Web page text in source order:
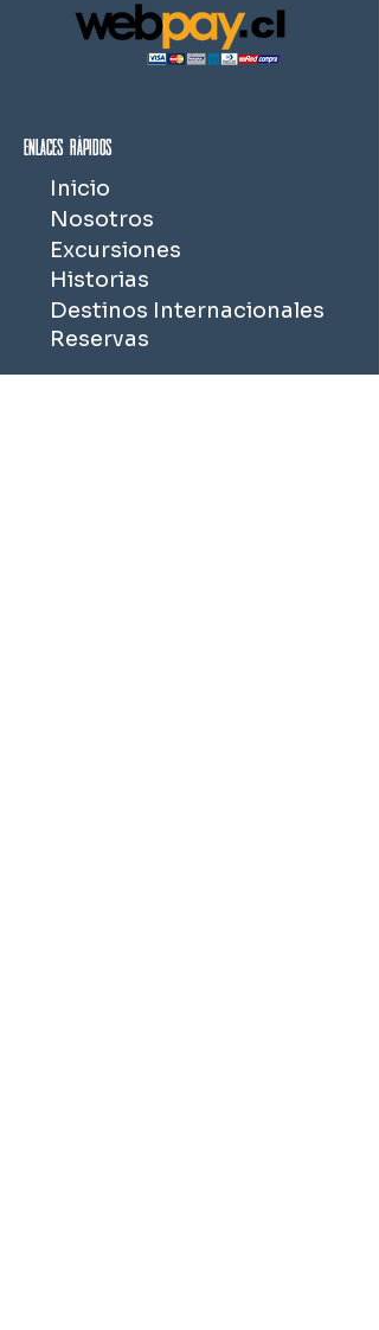
Enlaces rápidos
Inicio
Nosotros
Historias
Excursiones
Destinos Internacionales
Reservas